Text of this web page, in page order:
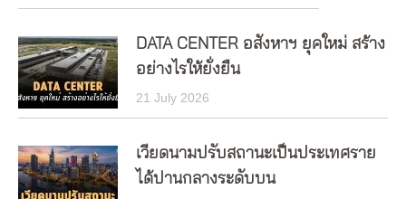
DATA CENTER อสังหาฯ ยุคใหม่ สร้าง
อย่างไรให้ยั่งยืน
21 July 2026
เวียดนามปรับสถานะเป็นประเทศราย
ได้ปานกลางระดับบน